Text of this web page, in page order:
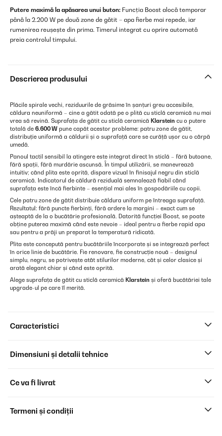
Putere maximă la apăsarea unui buton: Funcția Boost alocă temporar
până la 2.200 W pe două zone de gătit – apa fierbe mai repede, iar
rumenirea reușește din prima. Timerul integrat cu oprire automată
preia controlul timpului.
Descrierea produsului
Plăcile spirale vechi, reziduurile de grăsime în șanțuri greu accesibile,
căldura neuniformă – cine a gătit odată pe o plită cu sticlă ceramică nu mai
vrea să revină. Suprafața de gătit cu sticlă ceramică Klarstein cu o putere
totală de 6.600 W pune capăt acestor probleme: patru zone de gătit,
distribuție uniformă a căldurii și o suprafață care se curăță ușor cu o cârpă
umedă.
Panoul tactil sensibil la atingere este integrat direct în sticlă – fără butoane,
fără spații, fără murdărie ascunsă. În timpul utilizării, se manevrează
intuitiv; când plita este oprită, dispare vizual în finisajul negru din sticlă
ceramică. Indicatorul de căldură reziduală semnalează fiabil când
suprafața este încă fierbinte – esențial mai ales în gospodăriile cu copii.
Cele patru zone de gătit distribuie căldura uniform pe întreaga suprafață.
Rezultatul: fără puncte fierbinți, fără ardere la margini – exact cum se
așteaptă de la o bucătărie profesională. Datorită funcției Boost, se poate
obține puterea maximă când este nevoie – ideal pentru a fierbe rapid apa
sau pentru a prăji un preparat la temperatură ridicată.
Plita este concepută pentru bucătăriile încorporate și se integrează perfect
în orice linie de bucătărie. Fie renovare, fie construcție nouă – designul
simplu, negru, se potrivește atât stilurilor moderne, cât și celor clasice și
arată elegant chiar și când este oprită.
Alege suprafața de gătit cu sticlă ceramică Klarstein și oferă bucătăriei tale
upgrade-ul pe care îl merită.
Caracteristici
Dimensiuni și detalii tehnice
Ce va fi livrat
Termeni și condiții